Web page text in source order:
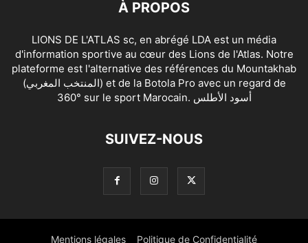
À PROPOS
LIONS DE L'ATLAS sc, en abrégé LDA est un média
d'information sportive au cœur des Lions de l'Atlas. Notre
plateforme est l'alternative des références du Mountakhab
(المنتخب المغربي) et de la Botola Pro avec un regard de
360° sur le sport Marocain. أسود الأطلس
SUIVEZ-NOUS
Mentions légales Politique de Confidentialité